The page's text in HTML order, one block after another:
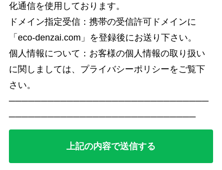
化通信を使用しております。
ドメイン指定受信：携帯の受信許可ドメインに
「eco-denzai.com」を登録後にお送り下さい。
個人情報について：お客様の個人情報の取り扱い
に関しましては、プライバシーポリシーをご覧下
さい。
───────────────────────────────
─────────────────────────────